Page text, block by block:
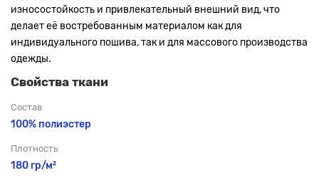
износостойкость и привлекательный внешний вид, что
делает её востребованным материалом как для
индивидуального пошива, так и для массового производства
одежды.
Свойства ткани
Состав
100% полиэстер
Плотность
180 гр/м²